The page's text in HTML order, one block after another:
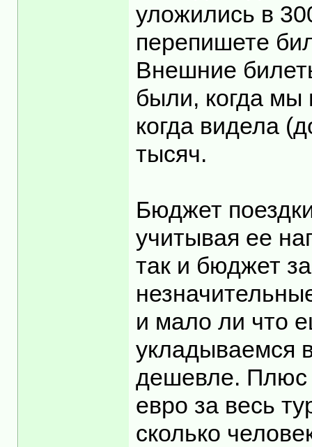
уложились в
перепишете
Внешние
были, когда мы
когда видела
тысяч.
Бюджет
учитывая ее
так и бюджет
и мало ли что
укладываемся
дешевле. Плюс
евро за весь
сколько